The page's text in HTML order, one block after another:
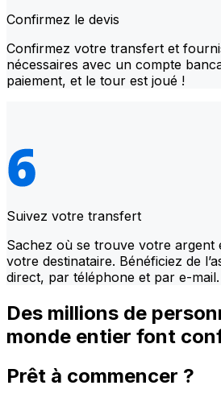
Confirmez le devis
Confirmez votre transfert et
nécessaires avec un compte
paiement, et le tour est joué !
Suivez votre transfert
Sachez où se trouve votre argent
votre destinataire. Bénéficiez de
direct, par téléphone et par e-mail.
Des millions de
monde entier font
Prêt à commencer ?